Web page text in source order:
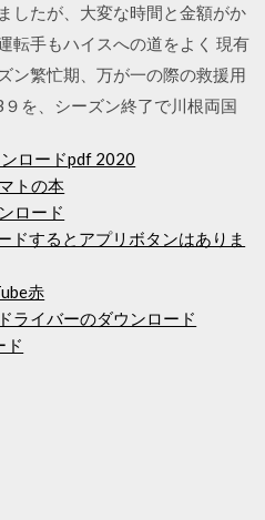
したが、大変な時間と金額がか
転手もハイスへの道をよく 現有
ン繁忙期、万が一の際の救援用
を、シーズン終了で川根両国
ロードpdf 2020
トの本
ロード
ドするとアプリボタンはありま
赤
ライバーのダウンロード
ド